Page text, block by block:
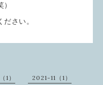
さい。
1） 2021-11（1）